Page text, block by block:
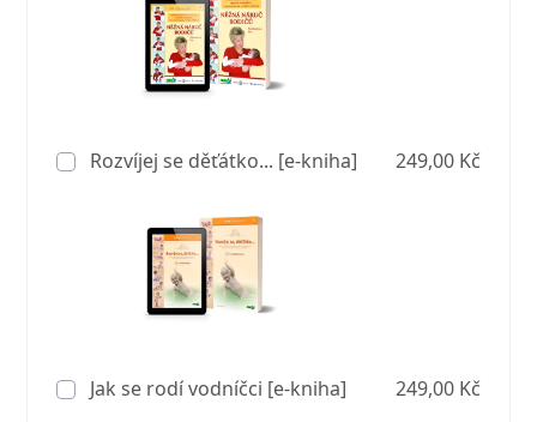
Rozvíjej se děťátko... [e-kniha] 249,00 Kč
Jak se rodí vodníčci [e-kniha] 249,00 Kč